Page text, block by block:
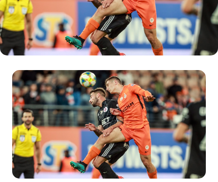
Dla mediów
Kibice
SKLEP KUP BILET